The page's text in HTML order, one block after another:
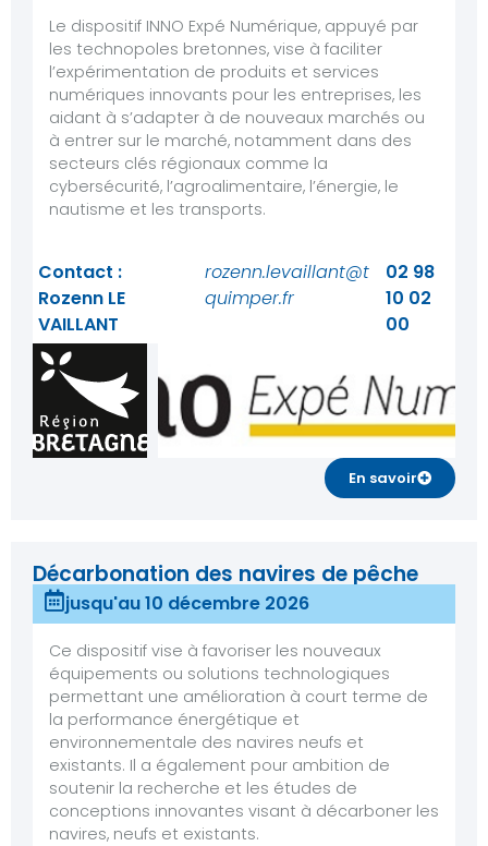
Le dispositif INNO Expé Numérique, appuyé par
les technopoles bretonnes, vise à faciliter
l’expérimentation de produits et services
numériques innovants pour les entreprises, les
aidant à s’adapter à de nouveaux marchés ou
à entrer sur le marché, notamment dans des
secteurs clés régionaux comme la
cybersécurité, l’agroalimentaire, l’énergie, le
nautisme et les transports.
Contact :
Rozenn LE
VAILLANT
rozenn.levaillant@tech-
quimper.fr
02 98
10 02
00
En savoir
Décarbonation des navires de pêche
jusqu'au 10 décembre 2026
Ce dispositif vise à favoriser les nouveaux
équipements ou solutions technologiques
permettant une amélioration à court terme de
la performance énergétique et
environnementale des navires neufs et
existants. Il a également pour ambition de
soutenir la recherche et les études de
conceptions innovantes visant à décarboner les
navires, neufs et existants.